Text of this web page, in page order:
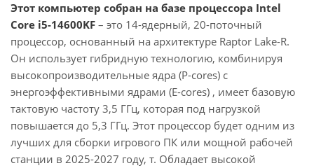
Этот компьютер собран на базе процессора Intel
Core i5-14600KF – это 14-ядерный, 20-поточный
процессор, основанный на архитектуре Raptor Lake-R.
Он использует гибридную технологию, комбинируя
высокопроизводительные ядра (P-cores) с
энергоэффективными ядрами (E-cores) , имеет базовую
тактовую частоту 3,5 ГГц, которая под нагрузкой
повышается до 5,3 ГГц. Этот процессор будет одним из
лучших для сборки игрового ПК или мощной рабочей
станции в 2025-2027 году, т. Обладает высокой